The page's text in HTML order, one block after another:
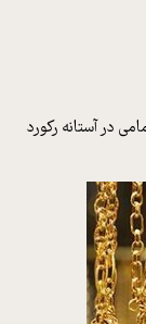
طلای ۱۸ عیار و امامی در آستانه رکورد